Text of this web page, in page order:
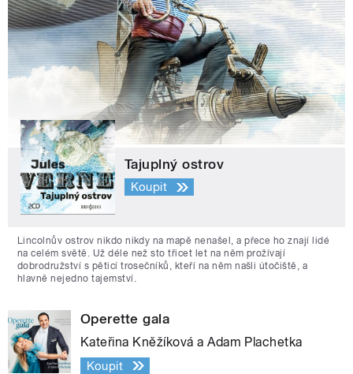
Tajuplný ostrov
Koupit
Lincolnův ostrov nikdo nikdy na mapě nenašel, a přece ho znají lidé
na celém světě. Už déle než sto třicet let na něm prožívají
dobrodružství s pěticí trosečníků, kteří na něm našli útočiště, a
hlavně nejedno tajemství.
Operette gala
Kateřina Kněžíková a Adam Plachetka
Koupit